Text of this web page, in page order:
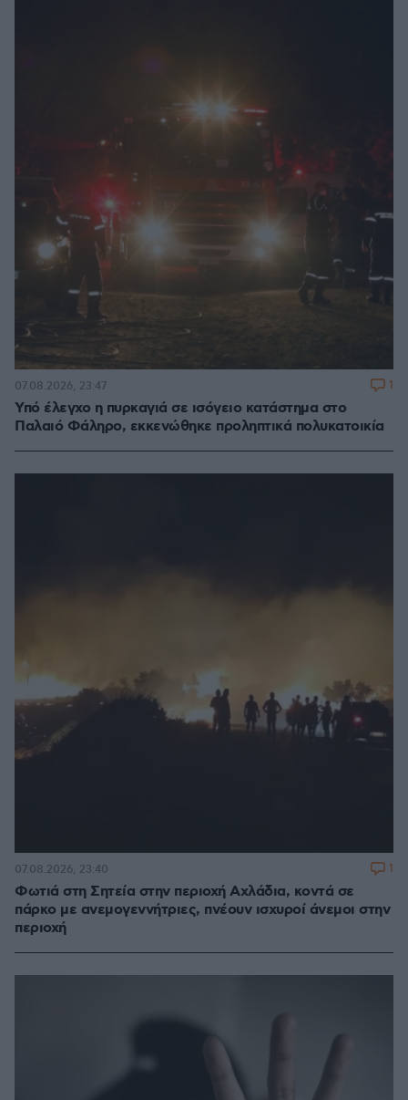
Υπό έλεγχο η πυρκαγιά σε ισόγειο κατάστημα στο
Παλαιό Φάληρο, εκκενώθηκε προληπτικά πολυκατοικία
07.08.2026, 23:47 1
Φωτιά στη Σητεία στην περιοχή Αχλάδια, κοντά σε
πάρκο με ανεμογεννήτριες, πνέουν ισχυροί άνεμοι στην
περιοχή
07.08.2026, 23:40 1